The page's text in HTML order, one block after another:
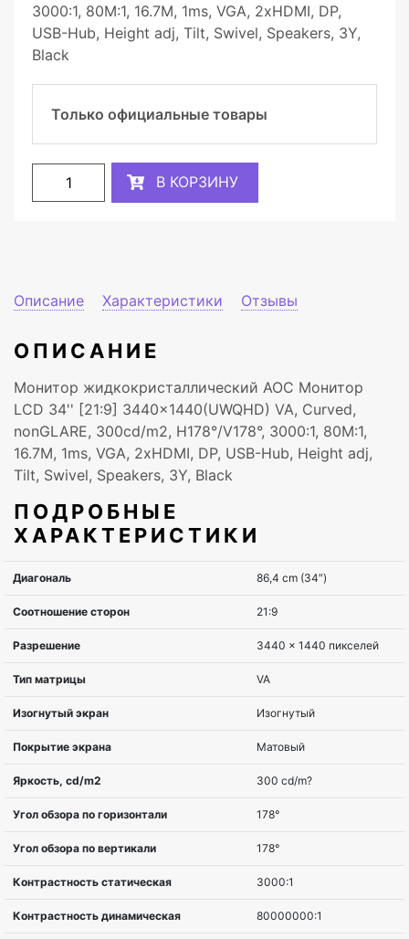
3000:1, 80M:1, 16.7M, 1ms, VGA, 2xHDMI, DP,
USB-Hub, Height adj, Tilt, Swivel, Speakers, 3Y,
Black
Только официальные товары
В КОРЗИНУ
Описание Характеристики Отзывы
ОПИСАНИЕ
Монитор жидкокристаллический AOC Монитор
LCD 34'' [21:9] 3440x1440(UWQHD) VA, Curved,
nonGLARE, 300cd/m2, H178°/V178°, 3000:1, 80M:1,
16.7M, 1ms, VGA, 2xHDMI, DP, USB-Hub, Height adj,
Tilt, Swivel, Speakers, 3Y, Black
ПОДРОБНЫЕ
ХАРАКТЕРИСТИКИ